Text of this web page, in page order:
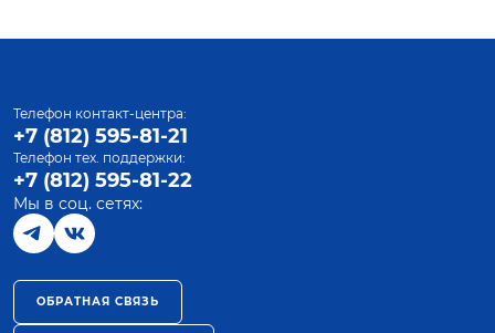
Телефон контакт-центра:
+7 (812) 595-81-21
Телефон тех. поддержки:
+7 (812) 595-81-22
Мы в соц. сетях:
ОБРАТНАЯ СВЯЗЬ